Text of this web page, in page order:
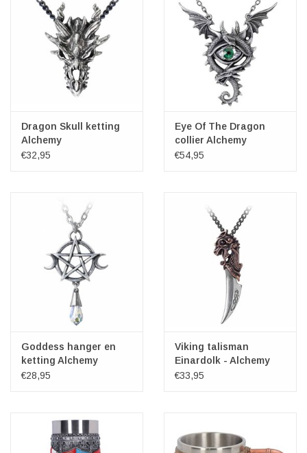
Dragon Skull ketting
Alchemy
€32,95
Eye Of The Dragon
collier Alchemy
€54,95
Goddess hanger en
ketting Alchemy
€28,95
Viking talisman
Einardolk - Alchemy
€33,95